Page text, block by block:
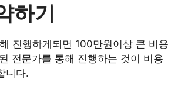
하기
진행하게되면 100만원이상 큰 비용
전문가를 통해 진행하는 것이 비용
니다.